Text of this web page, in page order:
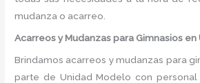
mudanza o acarreo.
Acarreos y Mudanzas para Gimnasios
Brindamos acarreos y mudanzas para
parte de Unidad Modelo con personal